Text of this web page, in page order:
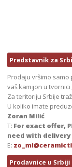
Predstavnik za
Prodaju vršimo samo
vaš kamijon u tvornici
Za teritoriju Srbije
U koliko imate
Zoran Milić
T: For exact offer,
need with delivery
E:
Prodavnice u Srbiji